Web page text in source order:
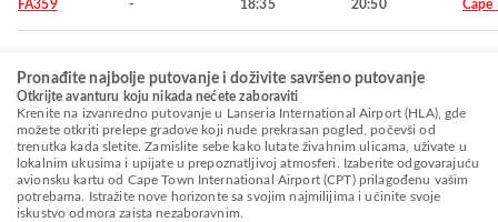
FA359 - 18:35 20:50 Cape
Pronađite najbolje putovanje i doživite savršeno putovanje
Otkrijte avanturu koju nikada nećete zaboraviti
Krenite na izvanredno putovanje u Lanseria International Airport (HLA), gde
možete otkriti prelepe gradove koji nude prekrasan pogled, počevši od
trenutka kada sletite. Zamislite sebe kako lutate živahnim ulicama, uživate u
lokalnim ukusima i upijate u prepoznatljivoj atmosferi. Izaberite odgovarajuću
avionsku kartu od Cape Town International Airport (CPT) prilagođenu vašim
potrebama. Istražite nove horizonte sa svojim najmilijima i učinite svoje
iskustvo odmora zaista nezaboravnim.